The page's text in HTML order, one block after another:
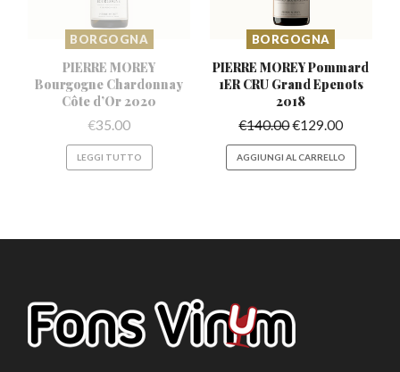
BORGOGNA
PIERRE MOREY
Bourgogne Chardonnay
Côte d’Or 2020
€35.00
LEGGI TUTTO
BORGOGNA
PIERRE MOREY Pommard
1ER CRU Grand Epenots
2018
€140.00€129.00
AGGIUNGI AL CARRELLO